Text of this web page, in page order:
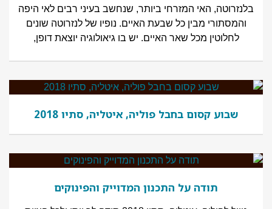
בלנזרוטה, האי המזרחי ביותר, שנחשב בעיני רבים לאי היפה
והמסתורי מבין כל שבעת האיים. נופיו של לנזרוטה שונים
לחלוטין מכל שאר האיים. יש בו גיאולוגיה יוצאת דופן,
שבוע קסום בחבל פוליה, איטליה, סתיו 2018
תודה על התכנון המדוייק והפינוקים